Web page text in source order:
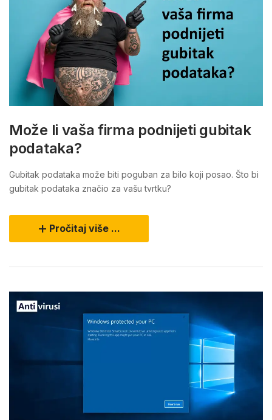
Može li vaša firma podnijeti gubitak
podataka?
Gubitak podataka može biti poguban za bilo koji posao. Što bi
gubitak podataka značio za vašu tvrtku?
Pročitaj više ...